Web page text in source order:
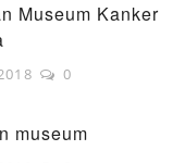
Museum Kanker
0
museum